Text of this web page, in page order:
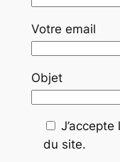
Votre email
Objet
du site.